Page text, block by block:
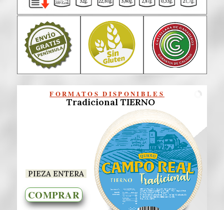
PIEZA ENTERA
Tradicional TIERNO
FORMATOS DISPONIBLES
COMPRAR